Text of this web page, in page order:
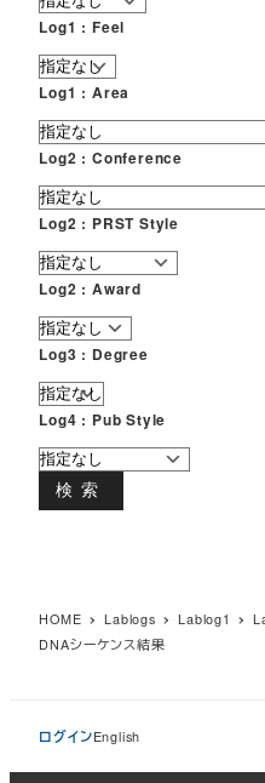
Log1 : Feel
Log1 : Area
Log2 : Conference
Log2 : PRST Style
Log2 : Award
Log3 : Degree
Log4 : Pub Style
検索
HOME Lablogs Lablog1
DNAシーケンス結果
ログインEnglish